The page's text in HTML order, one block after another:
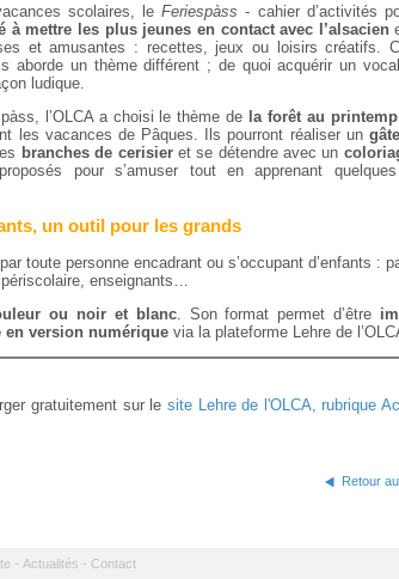
scolaires, leFeriespàss- cahier d’activités
à mettre les plus jeunes en contact avec l’alsacien
et amusantes : recettes, jeux ou loisirs créatifs.
aborde un thème différent ; de quoi acquérir un
ludique.
l’OLCA a choisi le thème de
la forêt au
les vacances de Pâques. Ils pourront réaliser un
branches de cerisier et se détendre avec un
pour s’amuser tout en apprenant
un outil pour les grands
toute personne encadrant ou s’occupant d’enfants :
enseignants…
ou noir et blanc. Son format permet d’être
en version numérique via la plateforme Lehre de
gratuitement sur le site Lehre de l'OLCA, rubrique
Retour
- Actualités - Contact